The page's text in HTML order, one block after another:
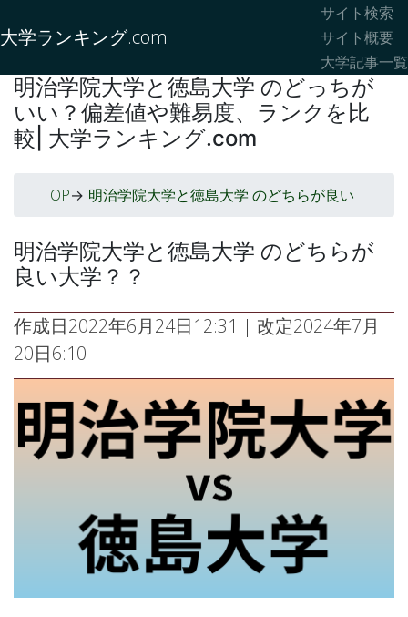
大学ランキング.com
サイト検索
サイト概要
大学記事一覧
明治学院大学と徳島大学 のどっちが
いい？偏差値や難易度、ランクを比
較| 大学ランキング.com
TOP-> 明治学院大学と徳島大学 のどちらが良い
明治学院大学と徳島大学 のどちらが
良い大学？？
作成日2022年6月24日12:31 | 改定2024年7月
20日6:10